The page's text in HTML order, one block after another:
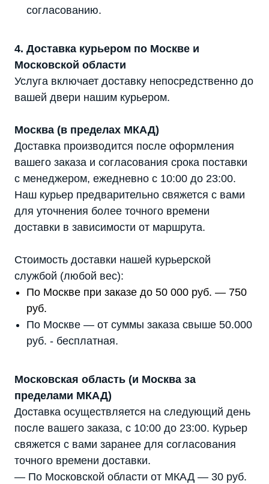
согласованию.
4. Доставка курьером по Москве и
Московской области
Услуга включает доставку непосредственно до
вашей двери нашим курьером.
Москва (в пределах МКАД)
Доставка производится после оформления
вашего заказа и согласования срока поставки
с менеджером, ежедневно с 10:00 до 23:00.
Наш курьер предварительно свяжется с вами
для уточнения более точного времени
доставки в зависимости от маршрута.
Стоимость доставки нашей курьерской
службой (любой вес):
По Москве при заказе до 50 000 руб. — 750
руб.
По Москве — от суммы заказа свыше 50.000
руб. - бесплатная.
Московская область (и Москва за
пределами МКАД)
Доставка осуществляется на следующий день
после вашего заказа, с 10:00 до 23:00. Курьер
свяжется с вами заранее для согласования
точного времени доставки.
— По Московской области от МКАД — 30 руб.